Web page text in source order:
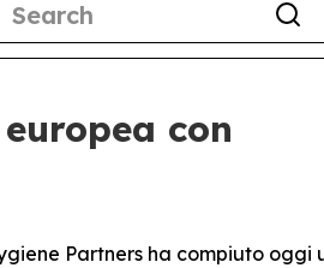
con
Partners ha compiuto oggi